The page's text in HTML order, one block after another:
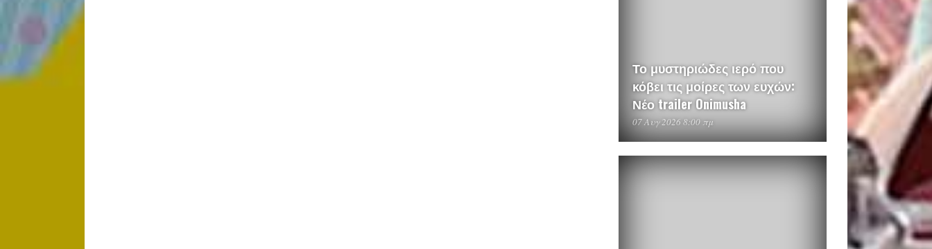
Το μυστηριώδες ιερό που
κόβει τις μοίρες των ευχών:
Νέο trailer Onimusha
07 Αυγ 2026 8:00 πμ